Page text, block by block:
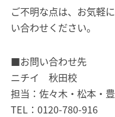
ご不明な点は、お気軽
い合わせください。
■お問い合わせ先
ニチイ 秋田校
担当：佐々木・松本・
TEL：0120-780-916